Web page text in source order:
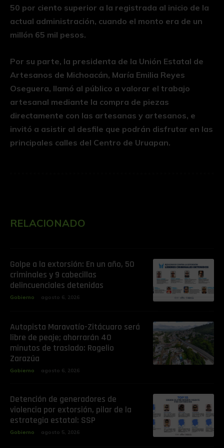
50 por ciento superior a la registrada al inicio de la
actual administración, cuando el monto era de un
millón 65 mil pesos.
Por su parte, la presidenta de la Unión Estatal de
Artesanos de Michoacán, María Emilia Reyes
Oseguera, llamó al público a valorar el trabajo
artesanal mediante la compra de piezas
directamente con las artesanas y artesanos, e
invitó a asistir al desfile que podrán disfrutar en las
principales calles del Centro de Uruapan.
RELACIONADO
Golpe a la extorsión: En un año, 50
criminales y 9 cabecillas
delincuenciales detenidas
Gobierno agosto 6, 2026
Autopista Maravatío-Zitácuaro será
libre de peaje; ahorrarán 40
minutos de traslado: Rogelio
Zarazúa
Gobierno agosto 6, 2026
Detención de generadores de
violencia por extorsión, pilar de la
estrategia estatal: SSP
Gobierno agosto 5, 2026